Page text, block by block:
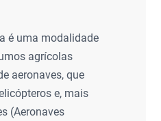
é uma modalidade
agrícolas
aeronaves, que
e, mais
(Aeronaves